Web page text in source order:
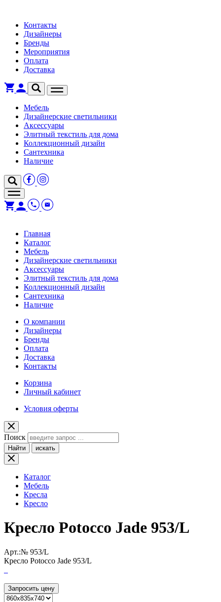
Контакты
Дизайнеры
Бренды
Мероприятия
Оплата
Доставка
Мебель
Дизайнерские светильники
Аксессуары
Элитный текстиль для дома
Коллекционный дизайн
Сантехника
Наличие
Главная
Каталог
Мебель
Дизайнерские светильники
Аксессуары
Элитный текстиль для дома
Коллекционный дизайн
Сантехника
Наличие
О компании
Дизайнеры
Бренды
Оплата
Доставка
Контакты
Корзина
Личный кабинет
Условия оферты
Поиск
Найти искать
Каталог
Мебель
Кресла
Кресло
Кресло Potocco Jade 953/L
Арт.:№ 953/L
Кресло Potocco Jade 953/L
Запросить цену